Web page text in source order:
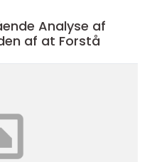
Analyse af
af at Forstå